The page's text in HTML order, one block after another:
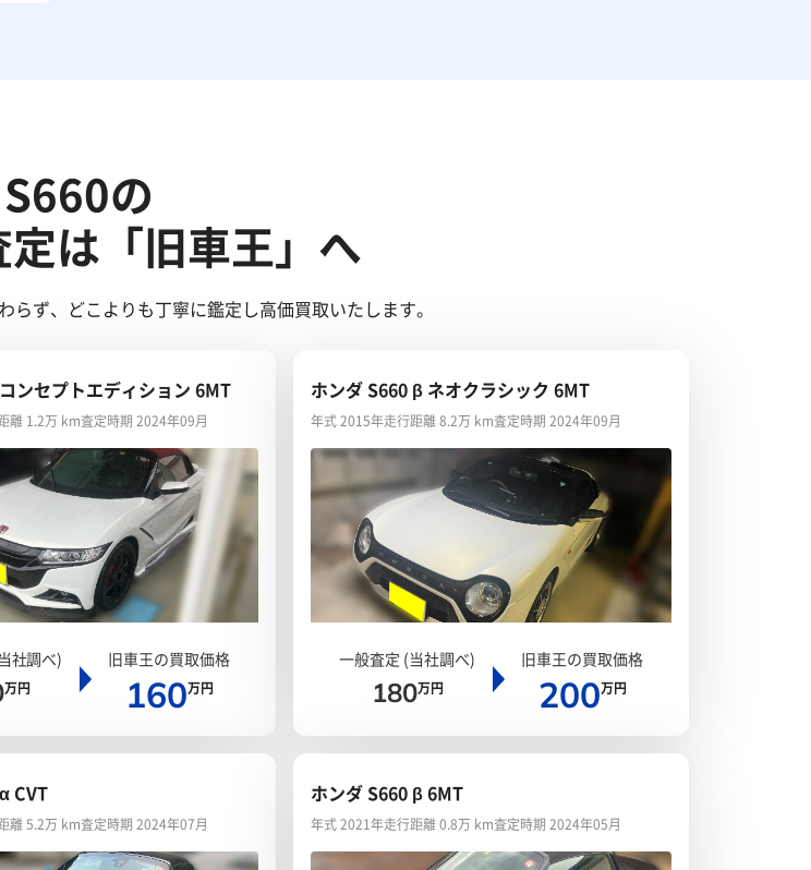
S660の
は「旧車王」へ
ず、どこよりも丁寧に鑑定し高価買取いたします。
ンセプトエディション 6MT
離 1.2万 km査定時期 2024年09月
社調べ)
万円
旧車王の買取価格
160万円
ホンダ S660 β ネオクラシック 6MT
年式 2015年走行距離 8.2万 km査定時期 2024年09月
一般査定 (当社調べ)
180万円
旧車王の買取価格
200万円
CVT
離 5.2万 km査定時期 2024年07月
ホンダ S660 β 6MT
年式 2021年走行距離 0.8万 km査定時期 2024年05月